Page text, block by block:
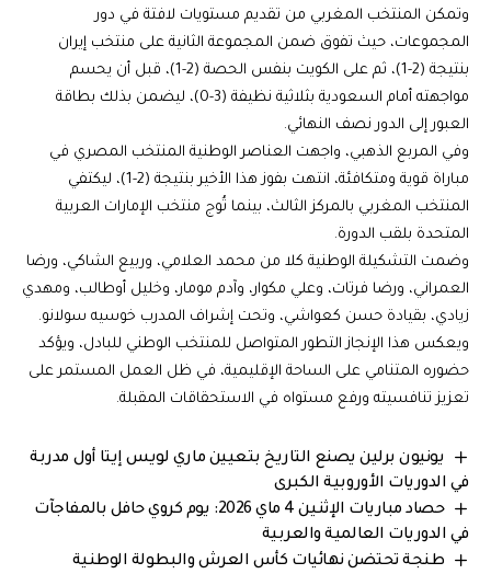
وتمكن المنتخب المغربي من تقديم مستويات لافتة في دور
المجموعات، حيث تفوق ضمن المجموعة الثانية على منتخب إيران
بنتيجة (2-1)، ثم على الكويت بنفس الحصة (2-1)، قبل أن يحسم
مواجهته أمام السعودية بثلاثية نظيفة (3-0)، ليضمن بذلك بطاقة
العبور إلى الدور نصف النهائي.
وفي المربع الذهبي، واجهت العناصر الوطنية المنتخب المصري في
مباراة قوية ومتكافئة، انتهت بفوز هذا الأخير بنتيجة (2-1)، ليكتفي
المنتخب المغربي بالمركز الثالث، بينما تُوج منتخب الإمارات العربية
المتحدة بلقب الدورة.
وضمت التشكيلة الوطنية كلا من محمد العلامي، وربيع الشاكي، ورضا
العمراني، ورضا فرتات، وعلي مكوار، وآدم مومار، وخليل أوطالب، ومهدي
زيادي، بقيادة حسن كعواشي، وتحت إشراف المدرب خوسيه سولانو.
ويعكس هذا الإنجاز التطور المتواصل للمنتخب الوطني للبادل، ويؤكد
حضوره المتنامي على الساحة الإقليمية، في ظل العمل المستمر على
تعزيز تنافسيته ورفع مستواه في الاستحقاقات المقبلة.
يونيون برلين يصنع التاريخ بتعيين ماري لويس إيتا أول مدربة
في الدوريات الأوروبية الكبرى
حصاد مباريات الإثنين 4 ماي 2026: يوم كروي حافل بالمفاجآت
في الدوريات العالمية والعربية
طنجة تحتضن نهائيات كأس العرش والبطولة الوطنية